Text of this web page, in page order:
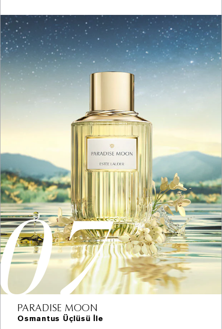
PARADISE MOON
Osmantus Üçlüsü İle
ve pazarlama, müşteri işlem, lokasyon bilgisi, cihaz mac
adresi bilgisi, ağ bilgisi, cihaz bilgisi) (Hukuki sebep:
açık rıza)
xii. Firma bağlılık süreçlerinin yürütülmesi kapsamında
müşterilerin mağazayla olan ilişkilerinin devam
edebilmesine yönelik olarak hediye kart ve indirim
kuponu sağlanması (kimlik, iletişim, pazarlama,
lokasyon, müşteri işlem bilgisi, cihaz mac adresi bilgisi,
ağ bilgisi, cihaz bilgisi) (Hukuki sebep: açık rıza)
xiii. Müşterilerin mağaza içinde veya müşteri kartlarında
konumlandırılmış QR kodlar aracılığıyla faydalanmak
veya satın almak istedikleri hizmete/ürüne yönelik
olarak ilgili internet sitelerine yönlendirme yapılması
(işlem güvenliği, cihaz bilgisi) (Hukuki sebep:
sözleşmenin ifası, meşru menfaat)
xiv. Müşteri memnuniyetine yönelik aktivitelerin
yürütülmesi, ürün kullanımı ve bakım randevusuna ilişkin
soruların cevaplandırılması, online ürün deneme
faaliyetlerinin yürütülmesi, online danışmanlık
taleplerinin yerine getirilmesi gibi süreçlerin
yürütülmesi (kimlik, iletişim, müşteri işlem, işlem
güvenliği, kozmetik ürün kullanım bilgisi, mesleki
deneyim, sosyal medya hesap bilgisi, görsel ve işitsel
kayıtlar) (Hukuki sebep: açık rıza, sözleşmenin ifası,
xv. Mal satış sonrası destek hizmetlerinin yürütülmesi
kapsamında memnun kalınmayan ve iade edilmiş